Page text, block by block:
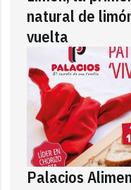
natural de
vuelta
Palacios